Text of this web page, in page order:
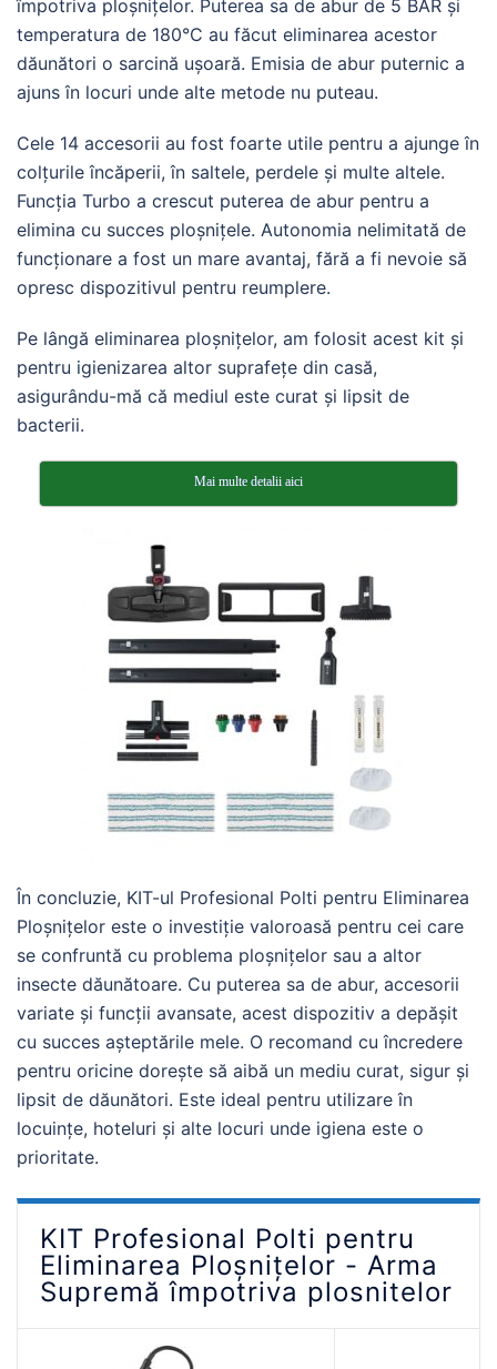
împotriva ploșnițelor. Puterea sa de abur de 5 BAR și
temperatura de 180°C au făcut eliminarea acestor
dăunători o sarcină ușoară. Emisia de abur puternic a
ajuns în locuri unde alte metode nu puteau.
Cele 14 accesorii au fost foarte utile pentru a ajunge în
colțurile încăperii, în saltele, perdele și multe altele.
Funcția Turbo a crescut puterea de abur pentru a
elimina cu succes ploșnițele. Autonomia nelimitată de
funcționare a fost un mare avantaj, fără a fi nevoie să
opresc dispozitivul pentru reumplere.
Pe lângă eliminarea ploșnițelor, am folosit acest kit și
pentru igienizarea altor suprafețe din casă,
asigurându-mă că mediul este curat și lipsit de
bacterii.
Mai multe detalii aici
În concluzie, KIT-ul Profesional Polti pentru Eliminarea
Ploșnițelor este o investiție valoroasă pentru cei care
se confruntă cu problema ploșnițelor sau a altor
insecte dăunătoare. Cu puterea sa de abur, accesorii
variate și funcții avansate, acest dispozitiv a depășit
cu succes așteptările mele. O recomand cu încredere
pentru oricine dorește să aibă un mediu curat, sigur și
lipsit de dăunători. Este ideal pentru utilizare în
locuințe, hoteluri și alte locuri unde igiena este o
prioritate.
KIT Profesional Polti pentru
Eliminarea Ploșnițelor - Arma
Supremă împotriva plosnitelor